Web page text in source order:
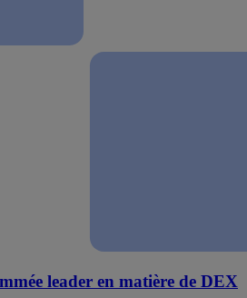
leader en matière de DEX